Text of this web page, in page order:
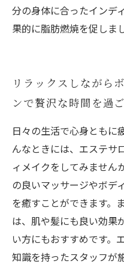
分の身体に合ったインデ
果的に脂肪燃焼を促しま
リラックスしながら
ンで贅沢な時間を過
日々の生活で心身ともに
んなときには、エステサ
ィメイクをしてみません
の良いマッサージやボデ
を癒すことができます。
は、肌や髪にも良い効果
い方にもおすすめです。
知識を持ったスタッフが